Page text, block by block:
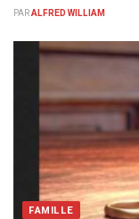
PARALFRED WILLIAM
FAMILLE